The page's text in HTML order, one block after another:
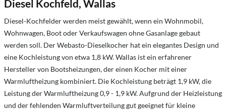
Diesel Kochfeld, Wallas
Diesel-Kochfelder werden meist gewählt, wenn ein Wohnmobil,
Wohnwagen, Boot oder Verkaufswagen ohne Gasanlage gebaut
werden soll. Der Webasto-Dieselkocher hat ein elegantes Design und
eine Kochleistung von etwa 1,8 kW. Wallas ist ein erfahrener
Hersteller von Bootsheizungen, der einen Kocher mit einer
Warmluftheizung kombiniert. Die Kochleistung beträgt 1,9 kW, die
Leistung der Warmluftheizung 0,9 - 1,9 kW. Aufgrund der Heizleistung
und der fehlenden Warmluftverteilung gut geeignet für kleine